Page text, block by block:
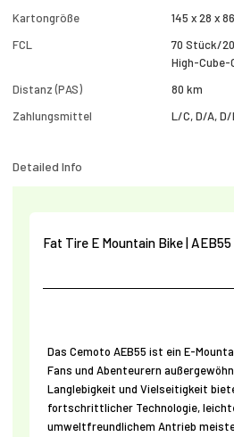
Kartongröße
145 x 28 x
FCL
70 Stück/
High-
Distanz (PAS)
80 km
Zahlungsmittel
L/C, D/A,
Detailed Info
Fat Tire E Mountain Bike | AEB55
Das Cemoto AEB55 ist ein E-
Fans und Abenteurern
Langlebigkeit und Vielseitigkeit
fortschrittlicher Technologie,
umweltfreundlichem Antrieb